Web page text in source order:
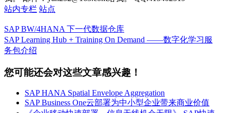
站内专栏 站点
SAP BW/4HANA 下一代数据仓库
SAP Learning Hub + Training On Demand ——数字化学习服
务包介绍
您可能还会对这些文章感兴趣！
SAP HANA Spatial Envelope Aggregation
SAP Business One云部署为中小型企业带来商业价值